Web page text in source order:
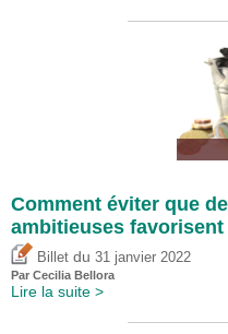
Comment éviter que
ambitieuses
Billet du 31 janvier 2022
Par Cecilia Bellora
Lire la suite >